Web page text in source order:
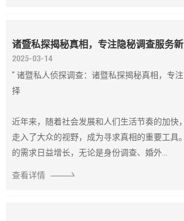
诸暨私探揭秘真相，专注隐秘调查服务
2025-03-14
" 诸暨私人侦探调查：诸暨私探揭秘真相，专
择
近年来，随着社会发展和人们生活节奏的加快
走入了大众的视野，成为寻求真相的重要工具
的需求日益增长，无论是身份调查、婚外...
查看详情